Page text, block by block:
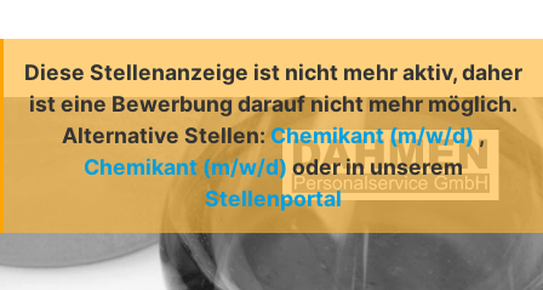
Diese Stellenanzeige ist nicht mehr aktiv, daher
ist eine Bewerbung darauf nicht mehr möglich.
Alternative Stellen: Chemikant (m/w/d),
Chemikant (m/w/d) oder in unserem
Stellenportal